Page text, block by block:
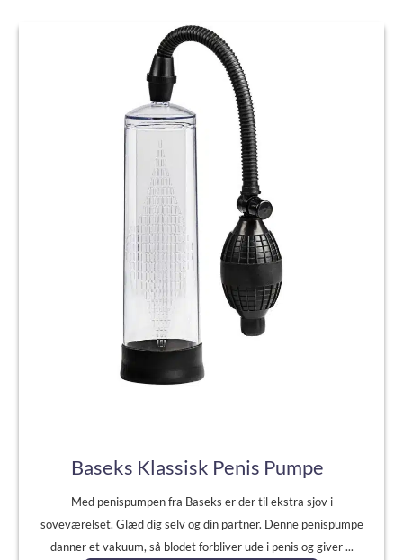
Baseks Klassisk Penis Pumpe
Med penispumpen fra Baseks er der til ekstra sjov i
soveværelset. Glæd dig selv og din partner. Denne penispumpe
danner et vakuum, så blodet forbliver ude i penis og giver ...